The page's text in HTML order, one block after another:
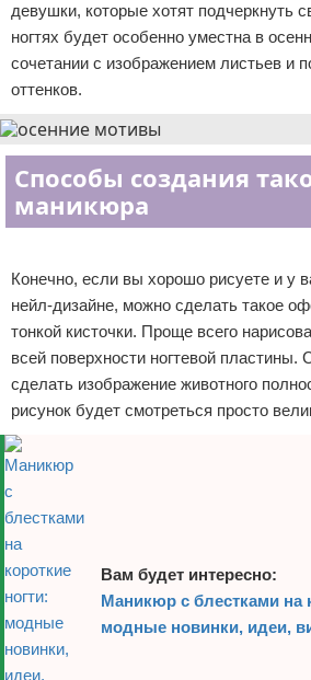
Косметика
Уход за волосами
Уход за ногтями
Макияж
СПА процедуры
Парфюмерия
Прически
Разное
Уход за лицом
Хирургия
Для правообладателей
Условия предоставления
Отказ от ответственности
девушки, которые хотят подчеркнуть
ногтях будет особенно уместна в
сочетании с изображением листьев и
оттенков.
Способы создания
маникюра
Конечно, если вы хорошо рисуете и у
нейл-дизайне, можно сделать такое
тонкой кисточки. Проще всего
всей поверхности ногтевой пластины.
сделать изображение животного
рисунок будет смотреться просто
Вам будет интересно:
Маникюр с блестками на
модные новинки, идеи,